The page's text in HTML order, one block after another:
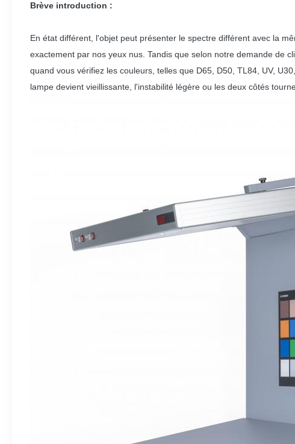
Brève introduction :
En état différent, l'objet peut présenter le spectre différent avec la
exactement par nos yeux nus. Tandis que selon notre demande de
quand vous vérifiez les couleurs, telles que D65, D50, TL84, UV,
lampe devient vieillissante, l'instabilité légère ou les deux côtés